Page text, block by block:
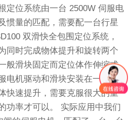
定位系统由一台 2500W 伺服电
惯量的匹配，需要配一台行星
双滑快全包围定位系统，
同时完成物体提升和旋转两个
般滑块固定而定位体作伸缩式
电机驱动和滑块安装在一起。
快速提升，需要克服很大的重
功率才可以。 实际应用中我们